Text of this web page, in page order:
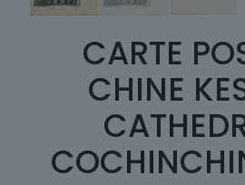
CARTE
CHINE